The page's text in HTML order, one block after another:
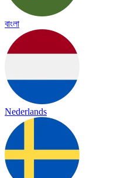
বাংলা
Nederlands